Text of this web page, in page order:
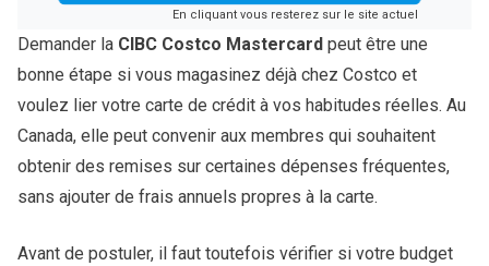
En cliquant vous resterez sur le site actuel
Demander la CIBC Costco Mastercard peut être une
bonne étape si vous magasinez déjà chez Costco et
voulez lier votre carte de crédit à vos habitudes réelles. Au
Canada, elle peut convenir aux membres qui souhaitent
obtenir des remises sur certaines dépenses fréquentes,
sans ajouter de frais annuels propres à la carte.
Avant de postuler, il faut toutefois vérifier si votre budget